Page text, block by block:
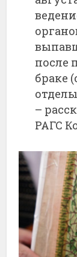
после
браке
–
РАГС